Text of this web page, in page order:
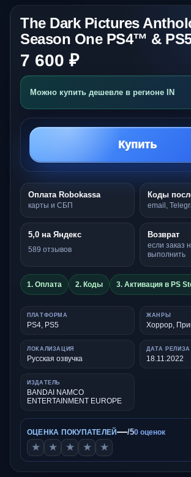
The Dark Pictures
Season One PS4™ &
7 600 ₽
Можно купить дешевле в регионе IN
Купить
Оплата Robokassa
карты и СБП
Коды
email,
5,0 на Яндекс
589 отзывов
Возврат
если заказ
выполнить
1. Оплата 2. Коды 3. Активация в PS
ПЛАТФОРМА
PS4, PS5
ЖАНРЫ
Хоррор,
ЛОКАЛИЗАЦИЯ
Русская озвучка
ДАТА РЕЛИЗА
18.11.2022
ИЗДАТЕЛЬ
BANDAI NAMCO
ENTERTAINMENT EUROPE
ОЦЕНКА ПОКУПАТЕЛЕЙ—/50 оценок
★ ★ ★ ★ ★